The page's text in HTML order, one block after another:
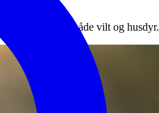
skal beskytte både vilt og husdyr.